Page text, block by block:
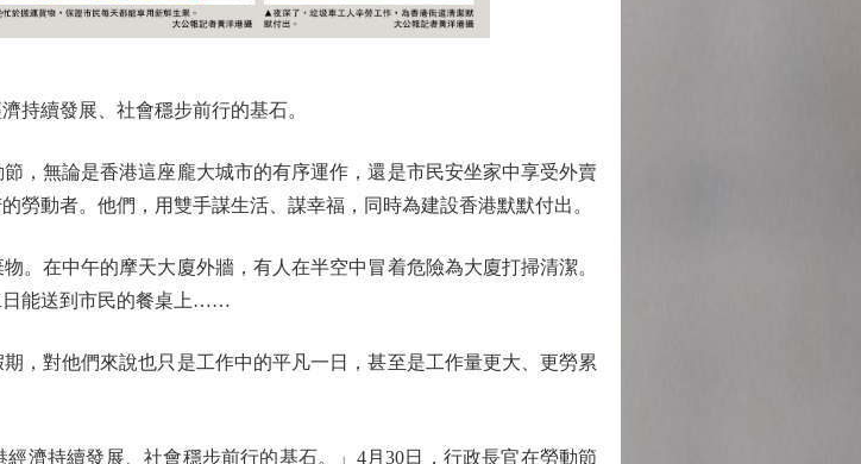
續發展、社會穩步前行的基石。
無論是香港這座龐大城市的有序運作，還是市民安坐家中享受外賣
勞動者。他們，用雙手謀生活、謀幸福，同時為建設香港默默付出。
在中午的摩天大廈外牆，有人在半空中冒着危險為大廈打掃清潔。
日能送到市民的餐桌上……
對他們來說也只是工作中的平凡一日，甚至是工作量更大、更勞累
持續發展、社會穩步前行的基石。」4月30日，行政長官在勞動節